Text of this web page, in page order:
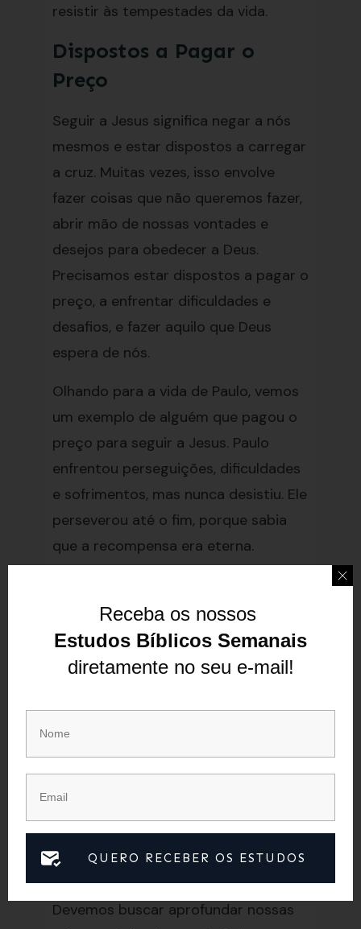
resistir às tempestades da vida.
Dispostos a Pagar o
Preço
Seguir a Jesus significa negar a nós
mesmos e estar dispostos a carregar
a cruz. Muitas vezes, isso envolve
fazer coisas que não queremos fazer,
abrir mão de nossas vontades e
desejos para obedecer a Deus.
Precisamos estar dispostos a pagar o
preço, a enfrentar dificuldades e
desafios, e fazer aquilo que Deus
espera de nós.
Olhando para a vida de Paulo, vemos
um exemplo de alguém que pagou o
preço para seguir a Jesus. Paulo
enfrentou perseguições, dificuldades
e sofrimentos, mas nunca desistiu. Ele
perseverou até o fim, porque sabia
que a recompensa era eterna.
Precisamos seguir o exemplo de
terminando a corrida e guardando a
fé.
Construir uma vida de intimidade
com Deus não é fácil, mas é
fundamental para termos uma fé
sólida e resistente. Precisamos nos
preocupar não apenas com o que é
visível, mas também com aquilo que
está escondido em nosso coração.
Devemos buscar aprofundar nossas
Receba os nossos
Estudos Bíblicos Semanais
diretamente no seu e-mail!
QUERO RECEBER OS ESTUDOS